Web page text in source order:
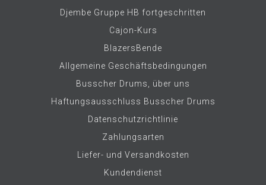
Djembe Gruppe HB fortgeschritten
Cajon-Kurs
BlazersBende
Allgemeine Geschäftsbedingungen
Busscher Drums, über uns
Haftungsausschluss Busscher Drums
Datenschutzrichtlinie
Zahlungsarten
Liefer- und Versandkosten
Kundendienst